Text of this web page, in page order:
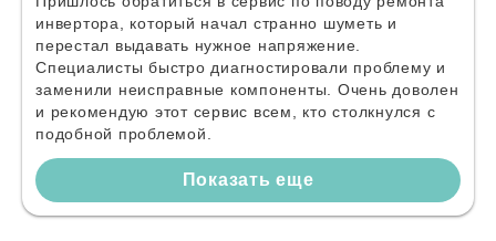
инвертора, который начал странно шуметь и
перестал выдавать нужное напряжение.
Специалисты быстро диагностировали проблему и
заменили неисправные компоненты. Очень доволен
и рекомендую этот сервис всем, кто столкнулся с
подобной проблемой.
Показать еще